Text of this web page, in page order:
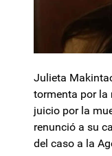
Julieta
tormenta por la
juicio por la
renunció a su
del caso a la